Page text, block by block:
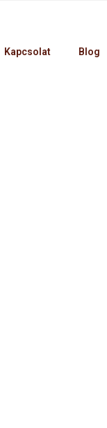
Kapcsolat Blog